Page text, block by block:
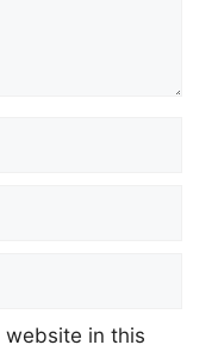
website in this